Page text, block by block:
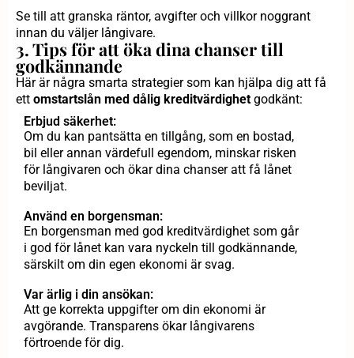
Se till att granska räntor, avgifter och villkor noggrant
innan du väljer långivare.
3. Tips för att öka dina chanser till
godkännande
Här är några smarta strategier som kan hjälpa dig att få
ett omstartslån med dålig kreditvärdighet godkänt:
Erbjud säkerhet:
Om du kan pantsätta en tillgång, som en bostad,
bil eller annan värdefull egendom, minskar risken
för långivaren och ökar dina chanser att få lånet
beviljat.
Använd en borgensman:
En borgensman med god kreditvärdighet som går
i god för lånet kan vara nyckeln till godkännande,
särskilt om din egen ekonomi är svag.
Var ärlig i din ansökan:
Att ge korrekta uppgifter om din ekonomi är
avgörande. Transparens ökar långivarens
förtroende för dig.